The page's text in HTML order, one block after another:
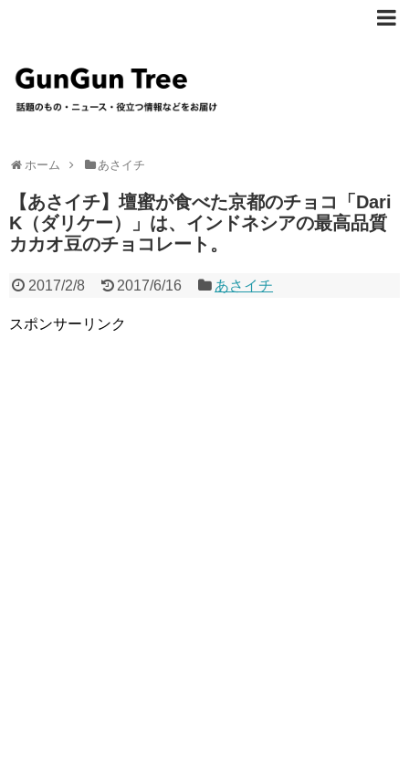
ホーム あさイチ
【あさイチ】壇蜜が食べた京都のチョコ「Dari
K（ダリケー）」は、インドネシアの最高品質
カカオ豆のチョコレート。
2017/2/8 2017/6/16 あさイチ
スポンサーリンク